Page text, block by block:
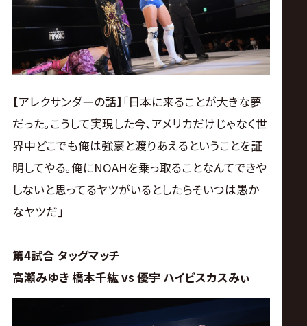
【アレクサンダーの話】｢日本に来ることが大きな夢
だった｡こうして実現した今､アメリカだけじゃなく世
界中どこでも俺は強豪と渡りあえるということを証
明してやる｡俺にNOAHを乗っ取ることなんてできや
しないと思ってるヤツがいるとしたらそいつは愚か
なヤツだ｣
第4試合 タッグマッチ
高瀬みゆき 橋本千紘 vs 優宇 ハイビスカスみぃ